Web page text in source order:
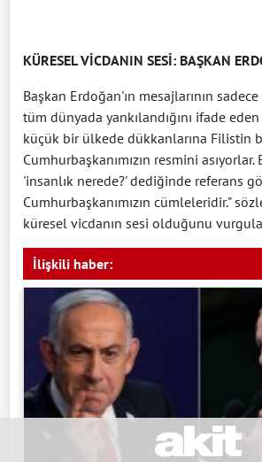
KÜRESEL VİCDANIN SESİ: BAŞKAN
Başkan Erdoğan'ın mesajlarının
tüm dünyada yankılandığını ifade
küçük bir ülkede dükkanlarına Filistin
Cumhurbaşkanımızın resmini asıyorlar.
'insanlık nerede?' dediğinde referans
Cumhurbaşkanımızın cümleleridir."
küresel vicdanın sesi olduğunu
İlişkili haber: